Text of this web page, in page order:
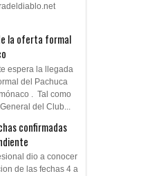
la oferta formal
espera la llegada
del Pachuca
. Tal como
del Club...
confirmadas
dio a conocer
de las fechas 4 a